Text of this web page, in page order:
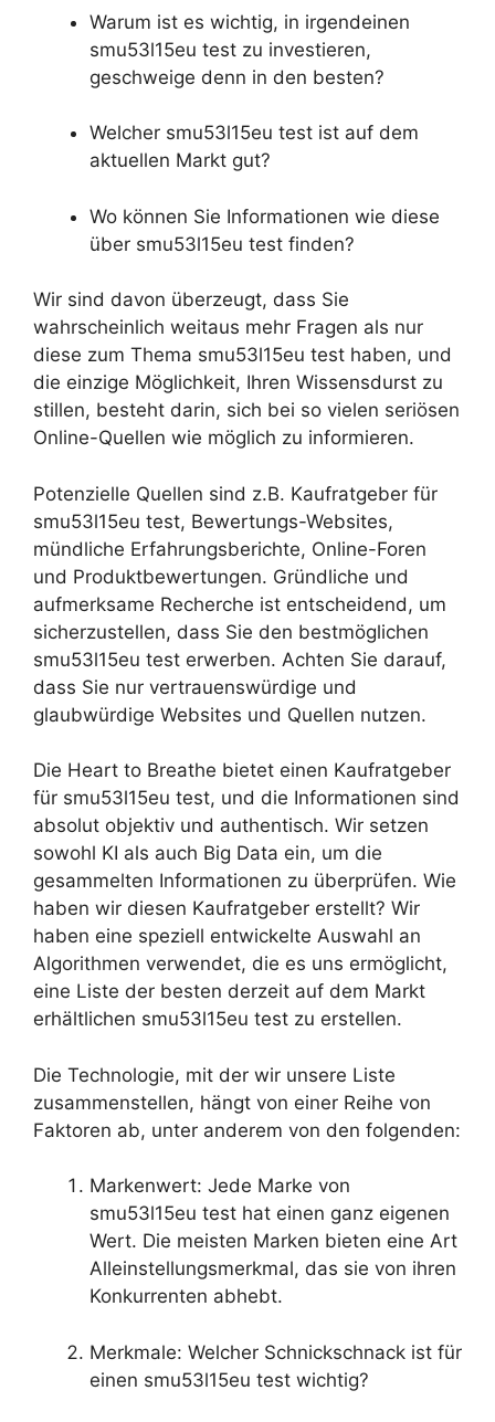
Warum ist es wichtig, in irgendeinen
smu53l15eu test zu investieren,
geschweige denn in den besten?
Welcher smu53l15eu test ist auf dem
aktuellen Markt gut?
Wo können Sie Informationen wie diese
über smu53l15eu test finden?
Wir sind davon überzeugt, dass Sie
wahrscheinlich weitaus mehr Fragen als nur
diese zum Thema smu53l15eu test haben, und
die einzige Möglichkeit, Ihren Wissensdurst zu
stillen, besteht darin, sich bei so vielen seriösen
Online-Quellen wie möglich zu informieren.
Potenzielle Quellen sind z.B. Kaufratgeber für
smu53l15eu test, Bewertungs-Websites,
mündliche Erfahrungsberichte, Online-Foren
und Produktbewertungen. Gründliche und
aufmerksame Recherche ist entscheidend, um
sicherzustellen, dass Sie den bestmöglichen
smu53l15eu test erwerben. Achten Sie darauf,
dass Sie nur vertrauenswürdige und
glaubwürdige Websites und Quellen nutzen.
Die Heart to Breathe bietet einen Kaufratgeber
für smu53l15eu test, und die Informationen sind
absolut objektiv und authentisch. Wir setzen
sowohl KI als auch Big Data ein, um die
gesammelten Informationen zu überprüfen. Wie
haben wir diesen Kaufratgeber erstellt? Wir
haben eine speziell entwickelte Auswahl an
Algorithmen verwendet, die es uns ermöglicht,
eine Liste der besten derzeit auf dem Markt
erhältlichen smu53l15eu test zu erstellen.
Die Technologie, mit der wir unsere Liste
zusammenstellen, hängt von einer Reihe von
Faktoren ab, unter anderem von den folgenden:
Markenwert: Jede Marke von
smu53l15eu test hat einen ganz eigenen
Wert. Die meisten Marken bieten eine Art
Alleinstellungsmerkmal, das sie von ihren
Konkurrenten abhebt.
Merkmale: Welcher Schnickschnack ist für
einen smu53l15eu test wichtig?